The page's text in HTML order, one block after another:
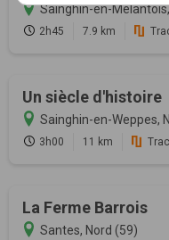
Sainghin-en-
2h45 7.9 km
Un siècle d'histoire
Sainghin-en-Weppes,
3h00 11 km
La Ferme Barrois
Santes, Nord (59)